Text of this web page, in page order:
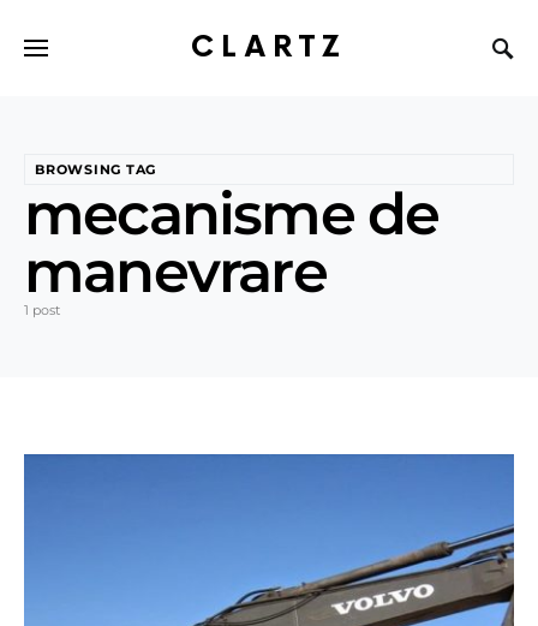
CLARTZ
BROWSING TAG
mecanisme de
manevrare
1 post